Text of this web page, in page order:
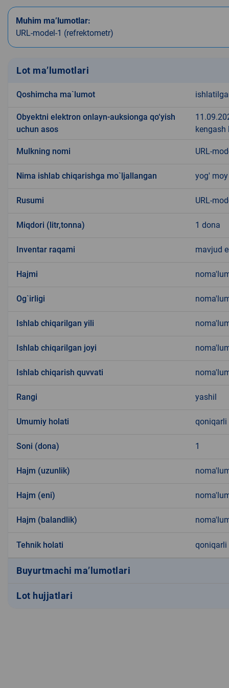
Muhim ma’lumotlar:
URL-model-1 (refrektometr)
Lot ma’lumotlari
Qoshimcha ma`lumot
Obyektni elektron onlayn-auksionga qo‘yish
uchun asos
Mulkning nomi URL-
Nima ishlab chiqarishga mo`ljallangan yog' moy
Rusumi URL-
Miqdori (litr,tonna) 1 dona
Inventar raqami mavjud
Hajmi
Og`irligi
Ishlab chiqarilgan yili
Ishlab chiqarilgan joyi
Ishlab chiqarish quvvati
Rangi yashil
Umumiy holati qoniqarli
Soni (dona) 1
Hajm (uzunlik)
Hajm (eni)
Hajm (balandlik)
Tehnik holati qoniqarli
Buyurtmachi ma’lumotlari
Lot hujjatlari